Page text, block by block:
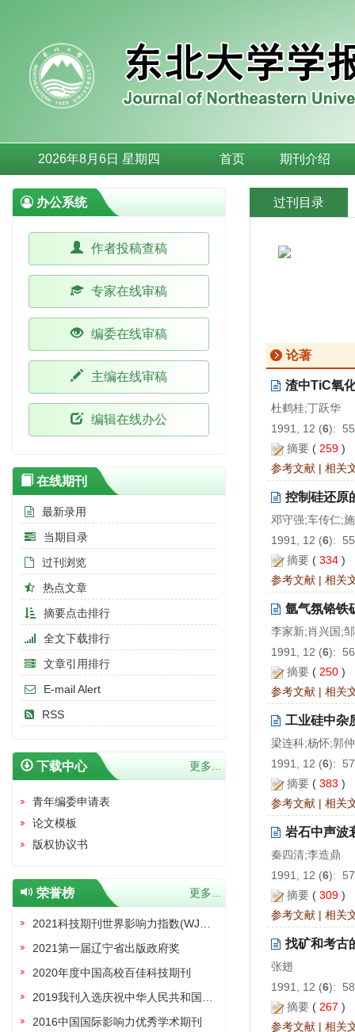
2026年8月6日 星期四 首页 期刊介绍
过刊目录
论著
渣中TiC氧
杜鹤桂;丁跃华
1991, 12 (6):
摘要 ( 259 )
参考文献 | 相关
控制硅还原
邓守强;车传仁;
1991, 12 (6):
摘要 ( 334 )
参考文献 | 相关
氩气氛铬铁
李家新;肖兴国;
1991, 12 (6):
摘要 ( 250 )
参考文献 | 相关
工业硅中杂
梁连科;杨怀;郭
1991, 12 (6):
摘要 ( 383 )
参考文献 | 相关
岩石中声波
秦四清;李造鼎
1991, 12 (6):
摘要 ( 309 )
参考文献 | 相关
找矿和考古
张翅
1991, 12 (6):
摘要 ( 267 )
参考文献 | 相关
办公系统
作者投稿查稿
专家在线审稿
编委在线审稿
主编在线审稿
编辑在线办公
在线期刊
最新录用
当期目录
过刊浏览
热点文章
摘要点击排行
全文下载排行
文章引用排行
E-mail Alert
RSS
下载中心 更多...
青年编委申请表
论文模板
版权协议书
荣誉榜 更多...
2021第一届辽宁省出版政府奖
2020年度中国高校百佳科技期刊
2016中国国际影响力优秀学术期刊